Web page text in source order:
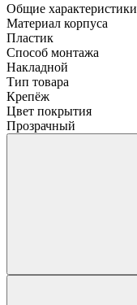
Общие характеристики
Материал корпуса
Пластик
Способ монтажа
Накладной
Тип товара
Крепёж
Цвет покрытия
Прозрачный